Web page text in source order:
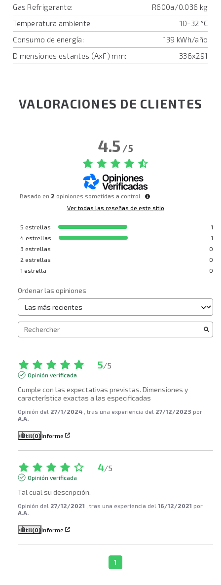
Gas Refrigerante:
R600a/0.036 kg
Temperatura ambiente:
10-32 °C
Consumo de energía:
139 kWh/año
Dimensiones estantes (AxF) mm:
336x291
VALORACIONES DE CLIENTES
4.5/5
Basado en 2 opiniones sometidas a control
Ver todas las reseñas de este sitio
5 estrellas
1
4 estrellas
1
3 estrellas
0
2 estrellas
0
1 estrella 0
Ordenar las opiniones
5/5
Opinión verificada
Cumple con las expectativas previstas. Dimensiones y
característica exactas a las especificadas
Opinión del 27/1/2024 , tras una experiencia del 27/12/2023 por
A.A.
Útil(0)Informe
4/5
Opinión verificada
Tal cual su descripción.
Opinión del 27/12/2021 , tras una experiencia del16/12/2021 por
A.A.
Útil(0)Informe
1